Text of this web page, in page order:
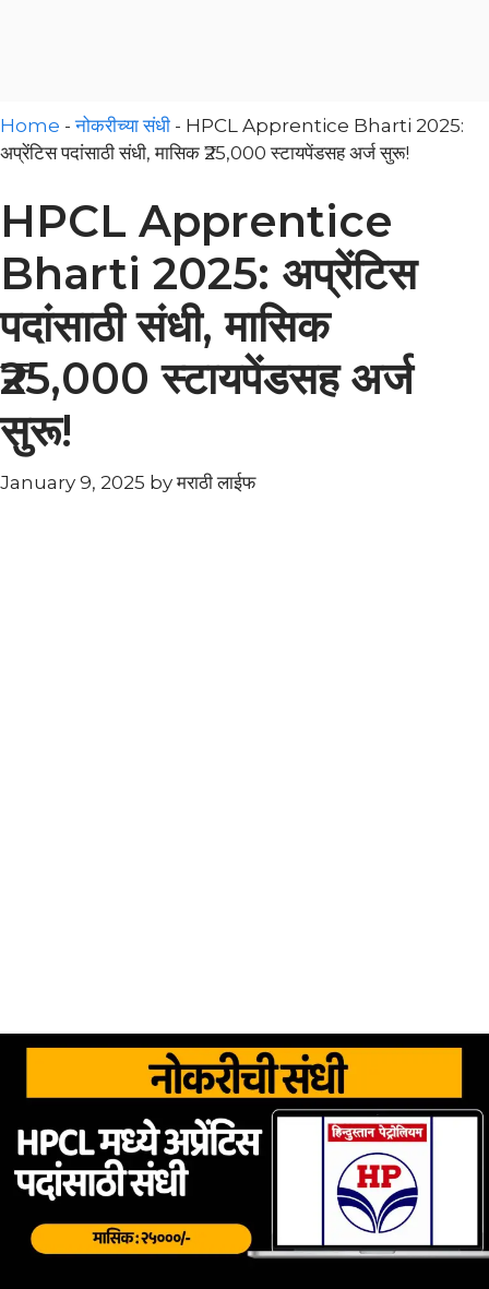
Home -नोकरीच्या संधी - HPCL Apprentice Bharti 2025:
अप्रेंटिस पदांसाठी संधी, मासिक ₹25,000 स्टायपेंडसह अर्ज सुरू!
HPCL Apprentice
Bharti 2025: अप्रेंटिस
पदांसाठी संधी, मासिक
₹25,000 स्टायपेंडसह अर्ज
सुरू!
January 9, 2025 byमराठी लाईफ